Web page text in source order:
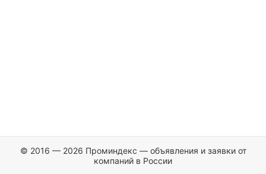
© 2016 — 2026 Проминдекс — объявления и заявки от
компаний в России